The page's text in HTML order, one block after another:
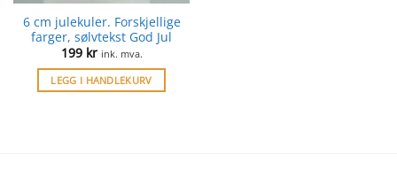
6 cm julekuler. Forskjellige
farger, sølvtekst God Jul
199 kr ink. mva.
LEGG I HANDLEKURV